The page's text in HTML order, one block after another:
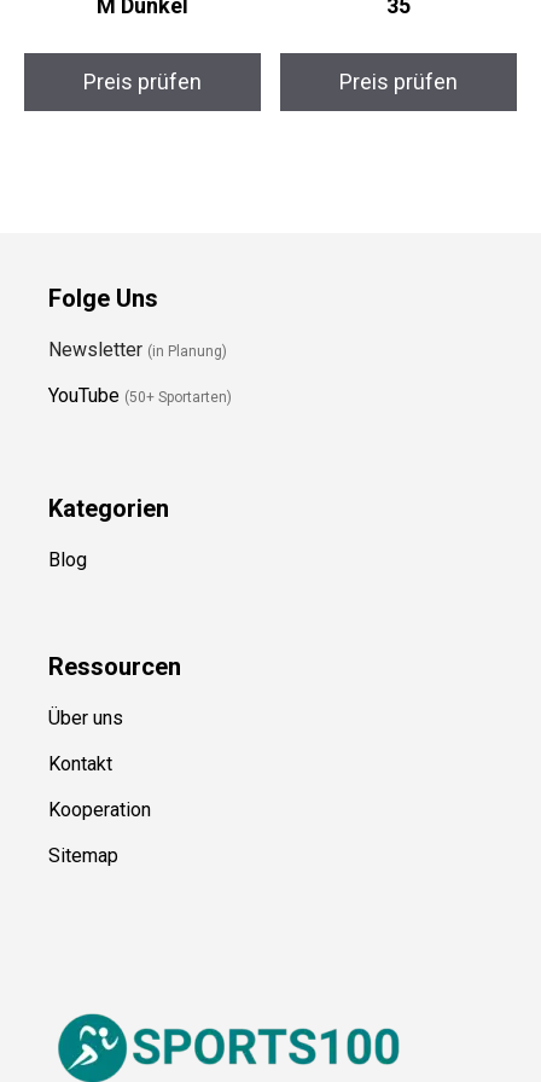
Preis prüfen Preis prüfen
Folge Uns
Newsletter (in Planung)
YouTube (50+ Sportarten)
Kategorien
Blog
Ressourcen
Über uns
Kontakt
Kooperation
Sitemap